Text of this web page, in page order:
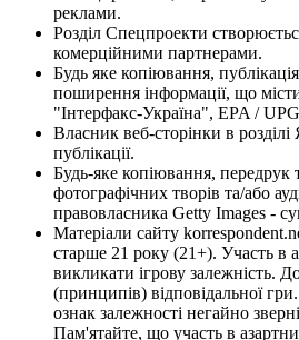
реклами.
Розділ Спецпроекти
комерційними партнерами.
Будь яке копіювання,
поширення інформації, що
"Інтерфакс-Україна", EPA /
Власник веб-сторінки в
публікації.
Будь-яке копіювання, передрук
фотографічних творів та/або
правовласника Getty Images -
Матеріали сайту
старше 21 року (21+). Участь в
викликати ігрову залежність.
(принципів) відповідальної
ознак залежності негайно
Пам'ятайте, що участь в